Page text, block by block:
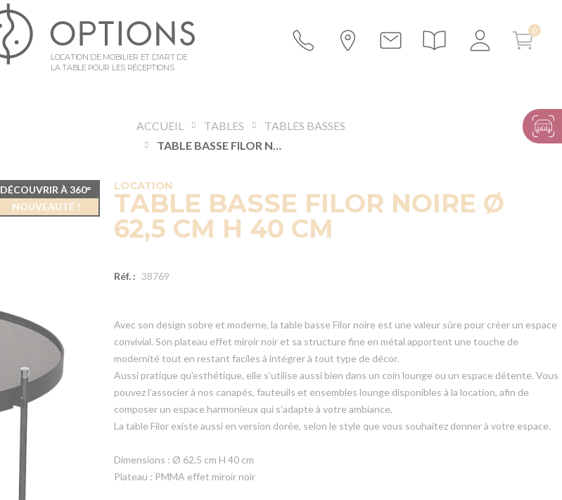
LOCATION DE MOBILIER ET D’ART DE
LA TABLE POUR LES RÉCEPTIONS
ACCUEIL TABLES
TABLES BASSES
TABLE BASSE FILOR NOIRE Ø 62,5 CM H 40 CM
LOCATION
TABLE BASSE FILOR NOIRE Ø
62,5 CM H 40 CM
Réf. : 38769
Avec son design sobre et moderne, la table basse Filor noire est une valeur sûre pour créer un espace
convivial. Son plateau effet miroir noir et sa structure fine en métal apportent une touche de
modernité tout en restant faciles à intégrer à tout type de décor.
Aussi pratique qu'esthétique, elle s’utilise aussi bien dans un coin lounge ou un espace détente. Vous
pouvez l’associer à nos canapés, fauteuils et ensembles lounge disponibles à la location, afin de
composer un espace harmonieux qui s’adapte à votre ambiance.
La table Filor existe aussi en version dorée, selon le style que vous souhaitez donner à votre espace.
Dimensions : Ø 62,5 cm H 40 cm
Plateau : PMMA effet miroir noir
DÉCOUVRIR À 360°
NOUVEAUTÉ !